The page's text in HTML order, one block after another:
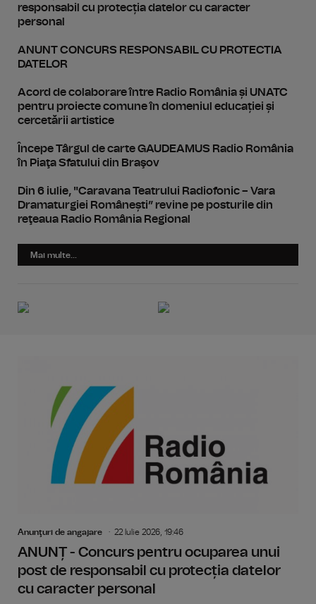
responsabil cu protecția datelor cu caracter
personal
ANUNT CONCURS RESPONSABIL CU PROTECTIA
DATELOR
Acord de colaborare între Radio România și UNATC
pentru proiecte comune în domeniul educației și
cercetării artistice
Începe Târgul de carte GAUDEAMUS Radio România
în Piaţa Sfatului din Braşov
Din 6 iulie, "Caravana Teatrului Radiofonic – Vara
Dramaturgiei Românești” revine pe posturile din
reţeaua Radio România Regional
Mai multe...
Anunţuri de angajare 22 Iulie 2026, 19:46
ANUNȚ - Concurs pentru ocuparea unui
post de responsabil cu protecția datelor
cu caracter personal